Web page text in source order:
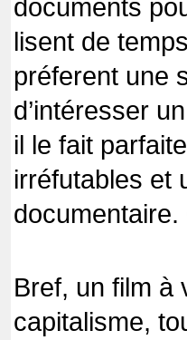
documents
lisent de
préferent une
d’intéresser
il le fait
irréfutables et
Bref, un film à
capitalisme,